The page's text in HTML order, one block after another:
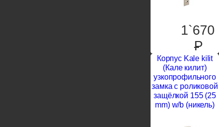
1`670
P
Корпус Kale kilit
(Кале килит)
узкопрофильного
замка с роликовой
защёлкой 155 (25
mm) w/b (никель)